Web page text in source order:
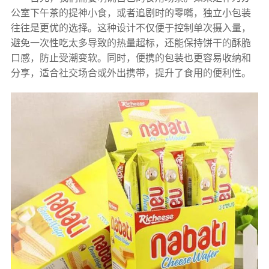
公室下午茶的提神小食，或者追剧时的零嘴，独立小包装
往往是更优的选择。这种设计不仅便于控制单次摄入量，
避免一次性吃太多导致的热量超标，还能保持饼干的酥脆
口感，防止受潮变软。同时，便携的包装也更容易收纳和
分享，适合社交场合或外出携带，提升了食用的便利性。